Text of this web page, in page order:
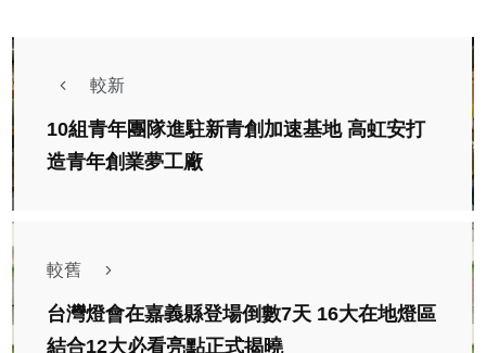
較新
10組青年團隊進駐新青創加速基地 高虹安打
造青年創業夢工廠
較舊
台灣燈會在嘉義縣登場倒數7天 16大在地燈區
結合12大必看亮點正式揭曉